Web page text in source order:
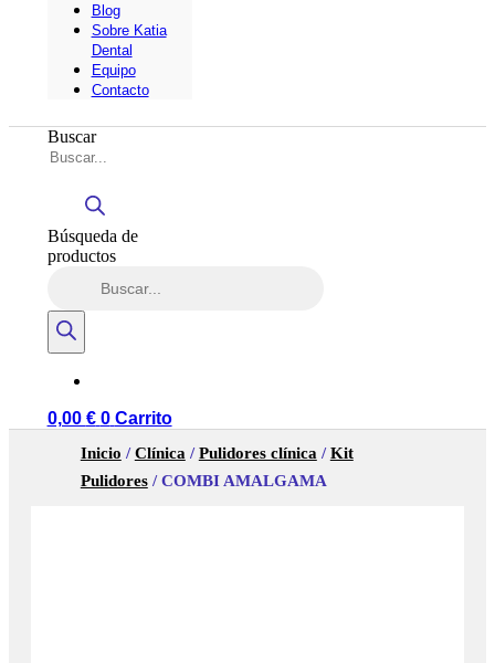
Blog
Sobre Katia
Dental
Equipo
Contacto
Buscar
Búsqueda de
productos
0,00 € 0 Carrito
Inicio /Clínica /Pulidores clínica /Kit
Pulidores/ COMBI AMALGAMA